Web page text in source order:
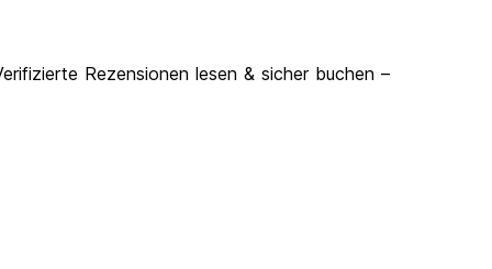
Rezensionen lesen & sicher buchen –